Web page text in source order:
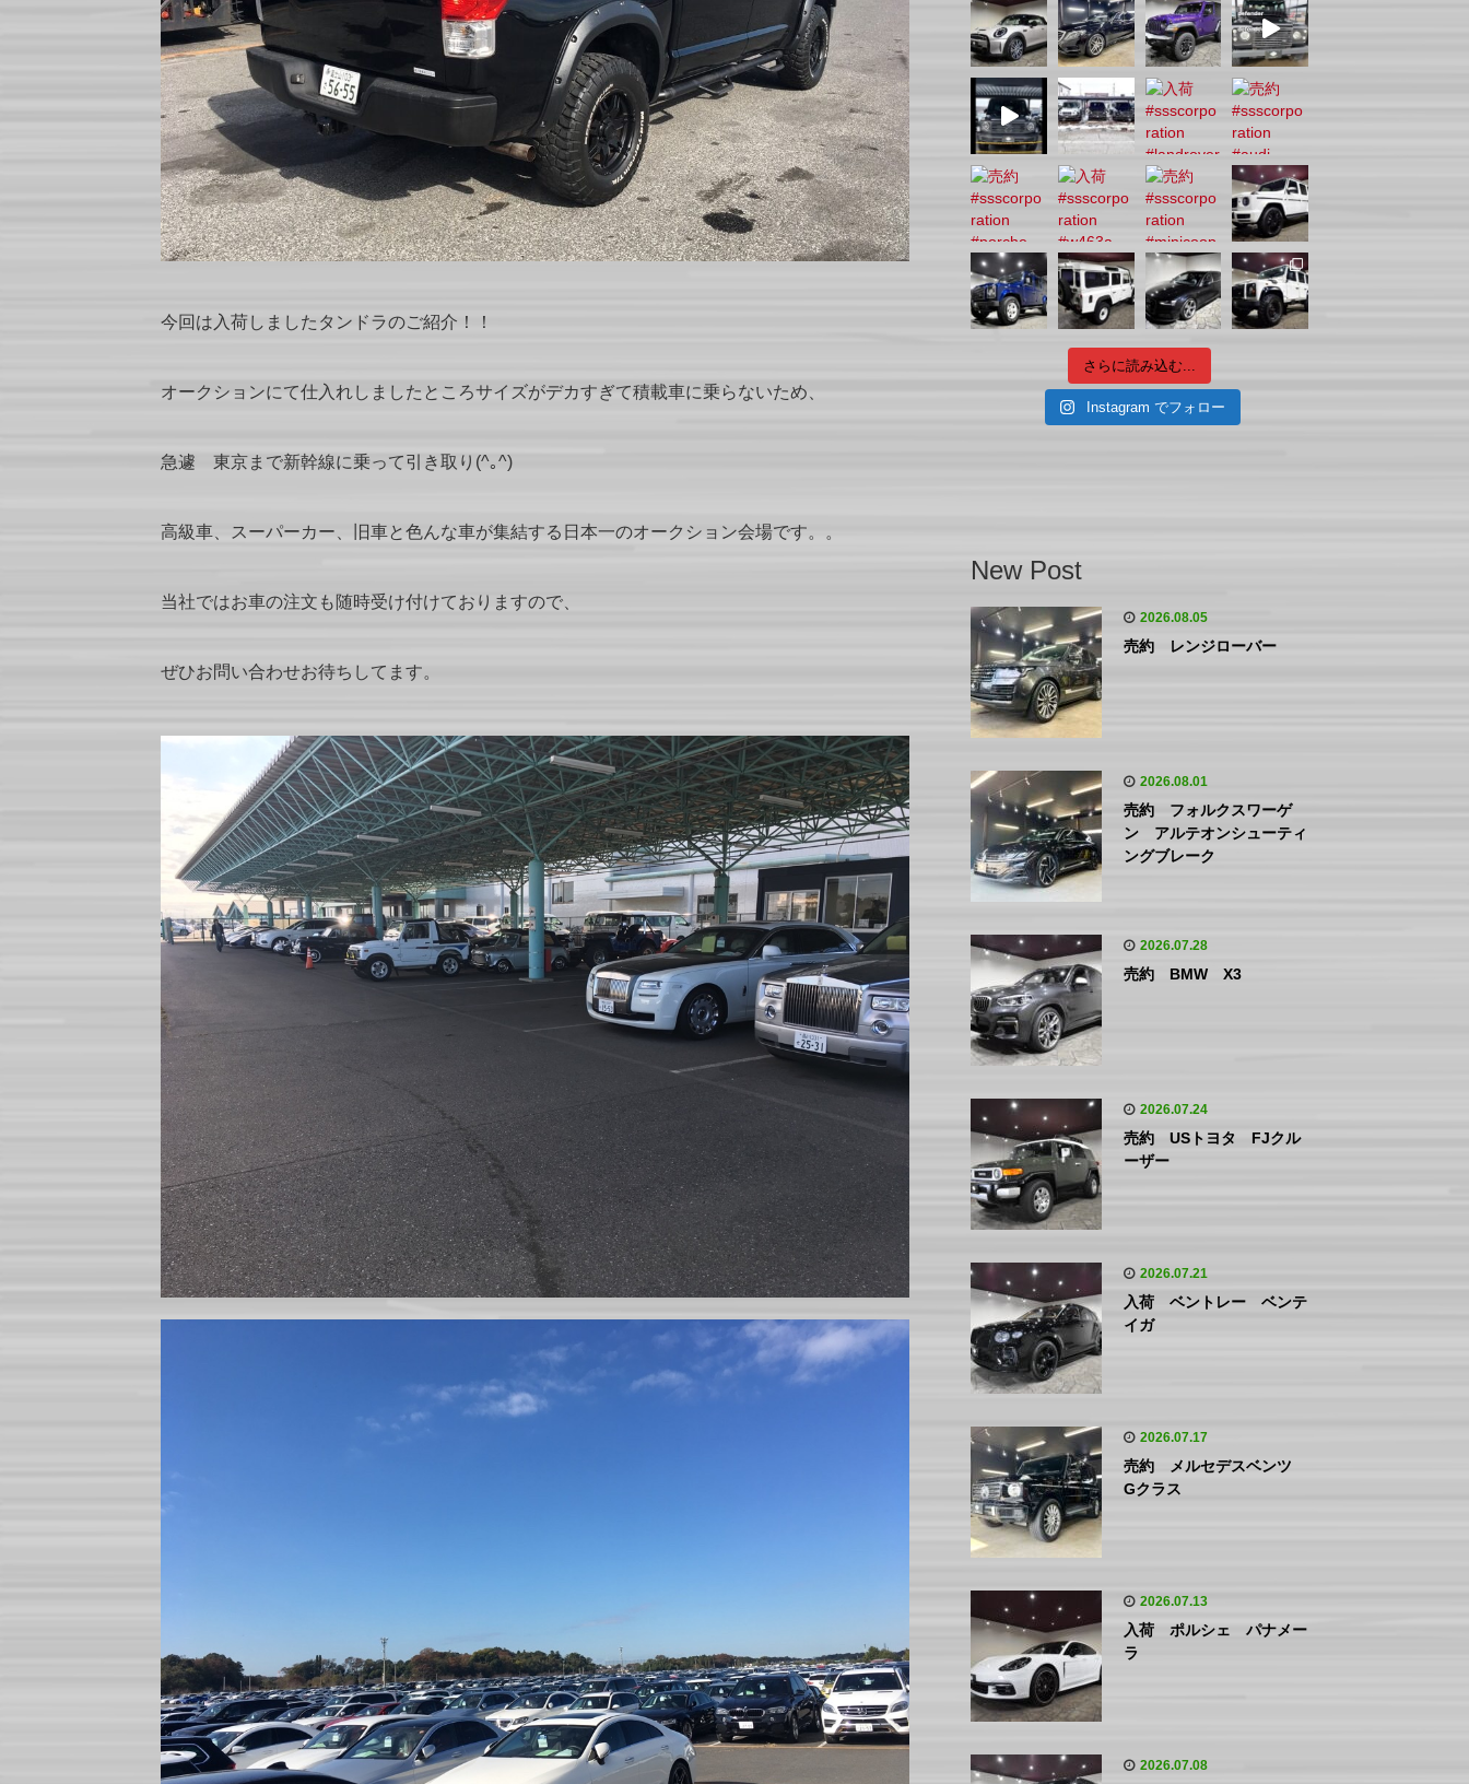
今回は入荷しましたタンドラのご紹介！！
オークションにて仕入れしましたところサイズがデカすぎて積載車に乗らないため、
急遽 東京まで新幹線に乗って引き取り(^｡^)
高級車、スーパーカー、旧車と色んな車が集結する日本一のオークション会場です。。
当社ではお車の注文も随時受け付けておりますので、
ぜひお問い合わせお待ちしてます。
さらに読み込む...
Instagram でフォロー
New Post
2026.08.05
売約 レンジローバー
2026.08.01
売約 フォルクスワーゲ
ン アルテオンシューティ
ングブレーク
2026.07.28
売約 BMW X3
2026.07.24
売約 USトヨタ FJクル
ーザー
2026.07.21
入荷 ベントレー ベンテ
イガ
2026.07.17
売約 メルセデスベンツ
Gクラス
2026.07.13
入荷 ポルシェ パナメー
ラ
2026.07.08